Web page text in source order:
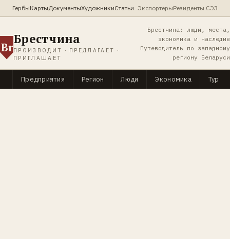
ГербыКартыДокументыХудожникиСтатьи ЭкспортерыРезиденты СЭЗ
Br
Брестчина
ПРОИЗВОДИТ · ПРЕДЛАГАЕТ ·
ПРИГЛАШАЕТ
Брестчина: люди, места,
экономика и наследие
Путеводитель по западному
региону Беларуси
Предприятия Регион Люди Экономика